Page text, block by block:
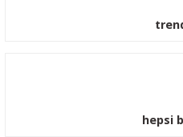
hepsi